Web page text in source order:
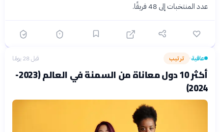
عدد المنتخبات إلى 48 فريقًا.
عافية› ترتيب قبل 28 يومًا
أكثر 10 دول معاناة من السمنة في العالم (2023-
2024)